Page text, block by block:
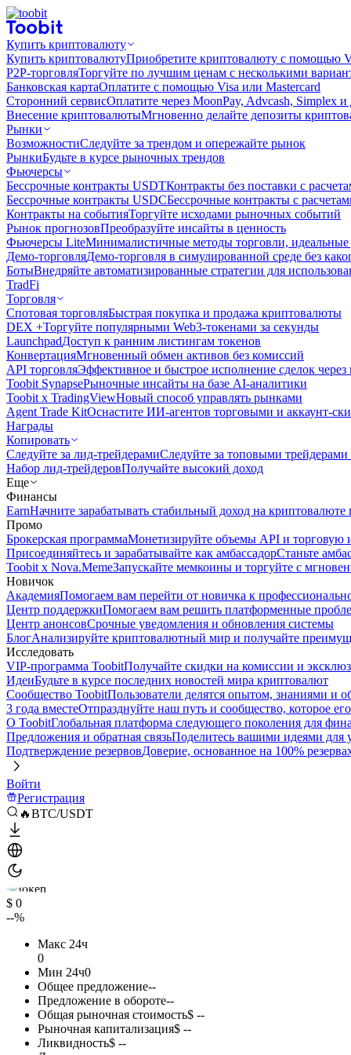
Купить криптовалюту
Купить криптовалютуПриобретите криптовалюту с помощью
P2P-торговляТоргуйте по лучшим ценам с несколькими
Банковская картаОплатите с помощью Visa или Mastercard
Сторонний сервисОплатите через MoonPay, Advcash, Simplex и
Внесение криптовалютыМгновенно делайте депозиты
Рынки
ВозможностиСледуйте за трендом и опережайте рынок
РынкиБудьте в курсе рыночных трендов
Фьючерсы
Бессрочные контракты USDTКонтракты без поставки с
Бессрочные контракты USDCБессрочные контракты с
Контракты на событияТоргуйте исходами рыночных событий
Рынок прогнозовПреобразуйте инсайты в ценность
Фьючерсы LiteМинималистичные методы торговли, идеальные
Демо-торговляДемо-торговля в симулированной среде без
БотыВнедряйте автоматизированные стратегии для
TradFi
Торговля
Спотовая торговляБыстрая покупка и продажа криптовалюты
DEX +Торгуйте популярными Web3-токенами за секунды
LaunchpadДоступ к ранним листингам токенов
КонвертацияМгновенный обмен активов без комиссий
API торговляЭффективное и быстрое исполнение сделок
Toobit SynapseРыночные инсайты на базе AI-аналитики
Toobit x TradingViewНовый способ управлять рынками
Agent Trade KitОснастите ИИ-агентов торговыми и аккаунт-
Награды
Копировать
Следуйте за лид-трейдерамиСледуйте за топовыми
Набор лид-трейдеровПолучайте высокий доход
Еще
Финансы
EarnНачните зарабатывать стабильный доход на криптовалюте
Промо
Брокерская программаМонетизируйте объемы API и торговую
Присоединяйтесь и зарабатывайте как амбассадорСтаньте
Toobit x Nova.MemeЗапускайте мемкоины и торгуйте с
Новичок
АкадемияПомогаем вам перейти от новичка к
Центр поддержкиПомогаем вам решить платформенные
Центр анонсовСрочные уведомления и обновления системы
БлогАнализируйте криптовалютный мир и получайте
Исследовать
VIP-программа ToobitПолучайте скидки на комиссии и
ИдеиБудьте в курсе последних новостей мира криптовалют
Сообщество ToobitПользователи делятся опытом, знаниями и
3 года вместеОтпразднуйте наш путь и сообщество, которое
О ToobitГлобальная платформа следующего поколения для
Предложения и обратная связьПоделитесь вашими идеями для
Подтверждение резервовДоверие, основанное на 100%
Войти
Регистрация
🔥BTC/USDT
$ 0
--%
Макс 24ч
0
Мин 24ч0
Общее предложение--
Предложение в обороте--
Общая рыночная стоимость$ --
Рыночная капитализация$ --
Ликвидность$ --